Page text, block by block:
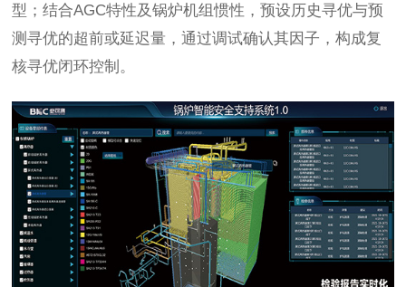
型；结合AGC特性及锅炉机组惯性，预设历史寻优与预
测寻优的超前或延迟量，通过调试确认其因子，构成复
核寻优闭环控制 。